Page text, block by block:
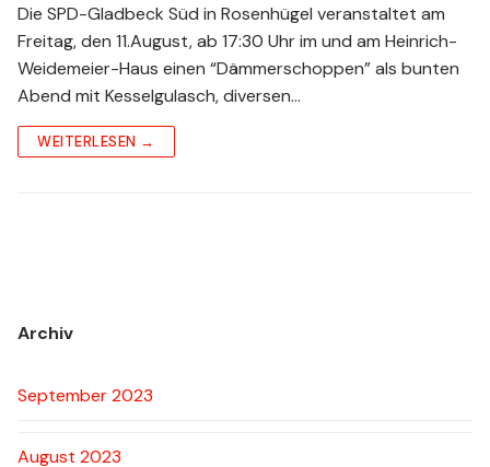
Die SPD-Gladbeck Süd in Rosenhügel veranstaltet am
Freitag, den 11.August, ab 17:30 Uhr im und am Heinrich-
Weidemeier-Haus einen “Dämmerschoppen” als bunten
Abend mit Kesselgulasch, diversen…
WEITERLESEN →
Archiv
September 2023
August 2023